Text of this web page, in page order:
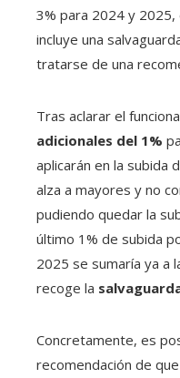
3% para 2024 y 2025,
incluye una
tratarse de una
Tras aclarar el
adicionales del 1%
aplicarán en la subida
alza a mayores y no
pudiendo quedar la
último 1% de subida
2025 se sumaría ya a
recoge la
Concretamente, es
recomendación de